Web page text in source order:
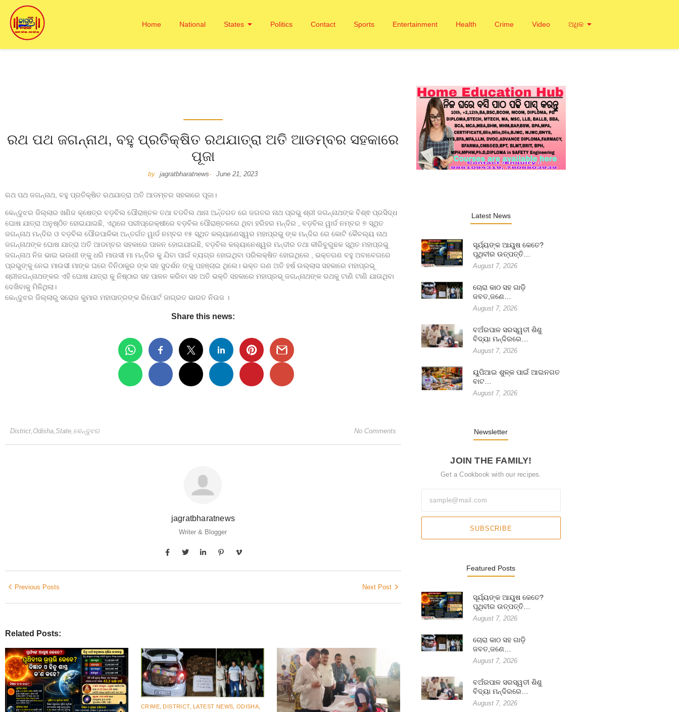
Home National States Politics Contact Sports Entertainment Health Crime Video ଅଧିକ
ରଥ ପଥ ଜଗନ୍ନାଥ, ବହୁ ପ୍ରତିକ୍ଷିତ ରଥଯାତ୍ରା ଅତି ଆଡମ୍ବର ସହକାରେ
ପୂଜା
by jagratbharatnews- June 21, 2023
ରଥ ପଥ ଜଗନ୍ନାଥ, ବହୁ ପ୍ରତିକ୍ଷିତ ରଥଯାତ୍ରା ଅତି ଆଡମ୍ବର ସହକାରେ ପୂଜା।
କେନ୍ଦୁଝର ଜିଲ୍ଲାର ଖଣିଜ କ୍ଷେତ୍ର ବଡ଼ବିଲ ପୌରାଞ୍ଚଳ ତଥା ବଡବିଲ ଥାନା ଅର୍ନ୍ତଗତ ରେ ଜଗତର ନାଥ ପ୍ରଭୁ ଶ୍ରୀ ଜଗନ୍ନାଥଙ୍କ ବିଶ୍ଵ ପ୍ରସିଦ୍ଧ
ଘୋଷ ଯାତ୍ରା ଅନୁଷ୍ଠିତ ହୋଇଯାଇଛି, ଏଥିରେ ପରୀପ୍ରେକ୍ଷୀରେ ବଡ଼ବିଲ ପୌରାଞ୍ଚଳରେ ଥିବା ହରିହର ମନ୍ଦିର , ବଡ଼ବିଲ ୱାର୍ଡ ନମ୍ବର ୭ ସ୍ଥିତ
ଜଗନ୍ନାଥ ମନ୍ଦିର ଓ ବଡ଼ବିଲ ପୌରପାଳିକା ଅନ୍ତର୍ଗତ ୱାର୍ଡ ନମ୍ବର ୧୫ ସ୍ଥିତ କଲ୍ୟାଣେସ୍ୱର ମହାପ୍ରଭୁ ଙ୍କ ମନ୍ଦିର ରେ କୋଟି କୈବଲ୍ୟ ନାଥ
ଜଗନ୍ନାଥଙ୍କ ଘୋଷ ଯାତ୍ରା ଅତି ଆଡମ୍ବର ସହକାରେ ପାଳନ ହୋଇଯାଇଛି, ବଡ଼ବିଲ କଲ୍ୟାନେଶ୍ୱର ମନ୍ଦୀର ତଥା କୀରିବୁରୁଛକ ସ୍ଥିତ ମହାପ୍ରଭୁ
ଜଗନ୍ନାଥ ନିଜ ଭାଇ ଭଉଣୀ ଙ୍କୁ ଧରି ମାଉସୀ ମା ମନ୍ଦିର କୁ ଯିବା ପାଇଁ ବ୍ୟଗ୍ର ହୋଇଥିବା ପରିଲକ୍ଷିତ ହୋଇଥିଲେ , ଭକ୍ତଗଣ ବହୁ ଅବାବେଗରେ
ପ୍ରଭୁଙ୍କୁ ନେଇ ମାଉସୀ ମାଙ୍କ ଘରେ ତିନିଠାକୁର ଙ୍କ ସହ ସୁଦର୍ଶନ ଙ୍କୁ ପହଞ୍ଚାଇ ଥିଲେ। ଭକ୍ତ ଗଣ ଅତି ହର୍ଷ ଉଲ୍ଲାସ ସହକାରେ ମହାପ୍ରଭୂ
ଶ୍ରୀଜଗନ୍ନାଥଙ୍କର ଏହି ଘୋଷ ଯାତ୍ରା କୁ ନିଷ୍ଠାର ସହ ପାଳନ କରିବା ସହ ଅତି ଭକ୍ତି ସହକାରେ ମହାପ୍ରଭୂ ଜଗନ୍ନାଥଙ୍କ ରଥକୁ ଟାଣି ଟାଣି ଯାଉଥିବା
ଦେଖିବାକୁ ମିଳିଥିଲା।
କେନ୍ଦୁଝର ଜିଲ୍ଲାରୁ ସରୋଜ କୁମାର ମହାପାତ୍ରଙ୍କ ରିପୋର୍ଟ ଜାଗ୍ରତ ଭାରତ ନିଉଜ ।
Share this news:
District Odisha State କେନ୍ଦୁଝର No Comments
jagratbharatnews
Writer & Blogger
Previous Posts Next Post
Related Posts:
CRIME DISTRICT, LATEST NEWS ODISHA
Latest News
ସୂର୍ଯ୍ୟଙ୍କ ଆୟୁଷ କେତେ?
ପୃଥିବୀର ଉତ୍ପତ୍ତି…
August 7, 2026
ଚୋରା କାଠ ସହ ଗାଡ଼ି
ଜବତ,ଜଣେ…
August 7, 2026
ବଅଁରପାଳ ସରସ୍ୱତୀ ଶିଶୁ
ବିଦ୍ୟା ମନ୍ଦିରରେ…
August 7, 2026
ୟୁପିଆଇ ଶୁଳ୍କ ପାଇଁ ଆଇନଗତ
ବାଟ…
August 7, 2026
Newsletter
JOIN THE FAMILY!
Get a Cookbook with our recipes.
SUBSCRIBE
Featured Posts
ସୂର୍ଯ୍ୟଙ୍କ ଆୟୁଷ କେତେ?
ପୃଥିବୀର ଉତ୍ପତ୍ତି…
August 7, 2026
ଚୋରା କାଠ ସହ ଗାଡ଼ି
ଜବତ,ଜଣେ…
August 7, 2026
ବଅଁରପାଳ ସରସ୍ୱତୀ ଶିଶୁ
ବିଦ୍ୟା ମନ୍ଦିରରେ…
August 7, 2026